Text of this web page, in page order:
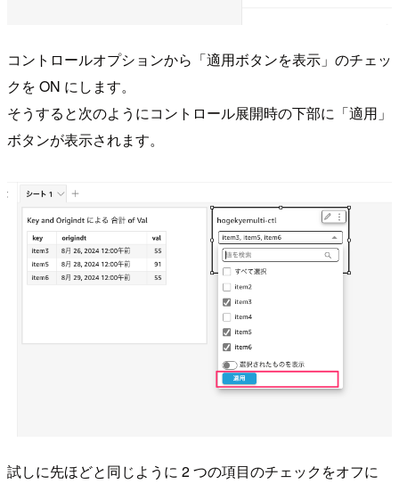
コントロールオプションから「適用ボタンを表示」のチェッ
クを ON にします。
そうすると次のようにコントロール展開時の下部に「適用」
ボタンが表示されます。
試しに先ほどと同じように 2 つの項目のチェックをオフに